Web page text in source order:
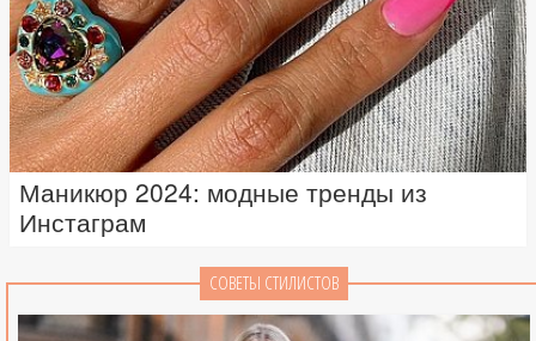
Маникюр 2024: модные тренды из
Инстаграм
СОВЕТЫ СТИЛИСТОВ